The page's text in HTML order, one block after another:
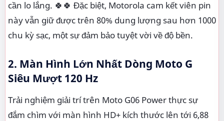
cần lo lắng. 🍀🍀 Đặc biệt, Motorola cam kết viên pin
này vẫn giữ được trên 80% dung lượng sau hơn 1000
chu kỳ sạc, một sự đảm bảo tuyệt vời về độ bền.
2. Màn Hình Lớn Nhất Dòng Moto G
Siêu Mượt 120 Hz
Trải nghiệm giải trí trên Moto G06 Power thực sự
đắm chìm với màn hình HD+ kích thước lên tới 6,88